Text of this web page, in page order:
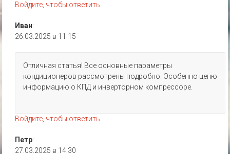
Войдите, чтобы ответить
Иван:
26.03.2025 в 11:15
Отличная статья! Все основные параметры
кондиционеров рассмотрены подробно. Особенно ценю
информацию о КПД и инверторном компрессоре.
Войдите, чтобы ответить
Петр:
27.03.2025 в 14:30